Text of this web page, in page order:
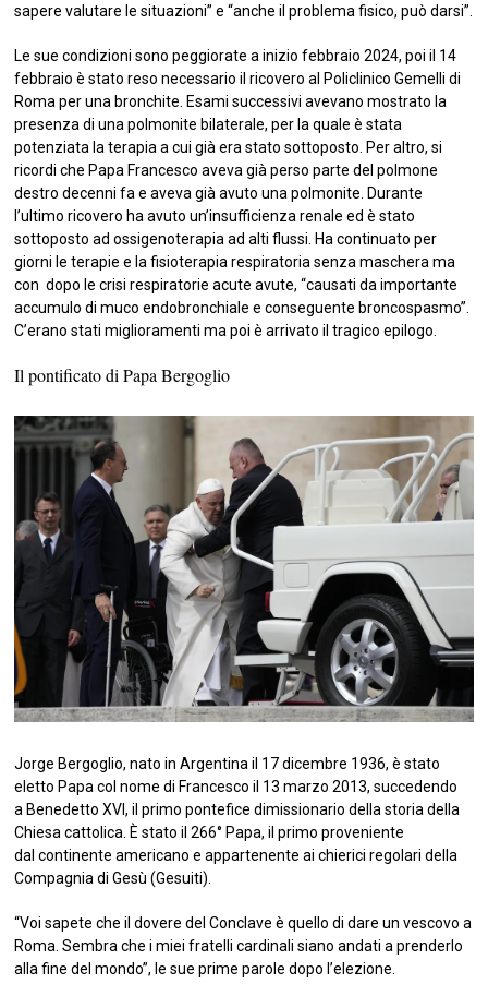
sapere valutare le situazioni” e “anche il problema fisico, può darsi”.
Le sue condizioni sono peggiorate a inizio febbraio 2024, poi il 14
febbraio è stato reso necessario il ricovero al Policlinico Gemelli di
Roma per una bronchite. Esami successivi avevano mostrato la
presenza di una polmonite bilaterale, per la quale è stata
potenziata la terapia a cui già era stato sottoposto. Per altro, si
ricordi che Papa Francesco aveva già perso parte del polmone
destro decenni fa e aveva già avuto una polmonite. Durante
l’ultimo ricovero ha avuto un’insufficienza renale ed è stato
sottoposto ad ossigenoterapia ad alti flussi. Ha continuato per
giorni le terapie e la fisioterapia respiratoria senza maschera ma
con dopo le crisi respiratorie acute avute, “causati da importante
accumulo di muco endobronchiale e conseguente broncospasmo”.
C’erano stati miglioramenti ma poi è arrivato il tragico epilogo.
Il pontificato di Papa Bergoglio
Jorge Bergoglio, nato in Argentina il 17 dicembre 1936, è stato
eletto Papa col nome di Francesco il 13 marzo 2013, succedendo
a Benedetto XVI, il primo pontefice dimissionario della storia della
Chiesa cattolica. È stato il 266° Papa, il primo proveniente
dal continente americano e appartenente ai chierici regolari della
Compagnia di Gesù (Gesuiti).
“Voi sapete che il dovere del Conclave è quello di dare un vescovo a
Roma. Sembra che i miei fratelli cardinali siano andati a prenderlo
alla fine del mondo”, le sue prime parole dopo l’elezione.